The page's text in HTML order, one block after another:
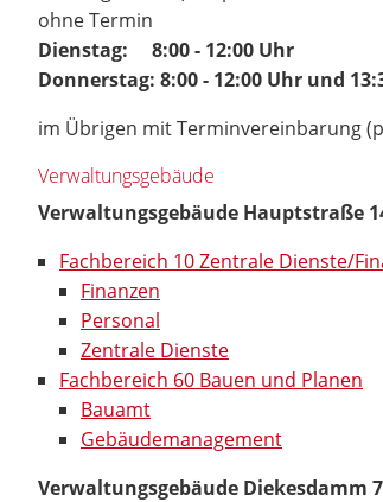
ohne Termin
Dienstag: 8:00 - 12:00 Uhr
Donnerstag: 8:00 - 12:00 Uhr und
im Übrigen mit Terminvereinbarung
Verwaltungsgebäude
Verwaltungsgebäude Hauptstraße
Fachbereich 10 Zentrale Dienste/
Finanzen
Personal
Zentrale Dienste
Fachbereich 60 Bauen und Planen
Bauamt
Gebäudemanagement
Verwaltungsgebäude Diekesdamm 7